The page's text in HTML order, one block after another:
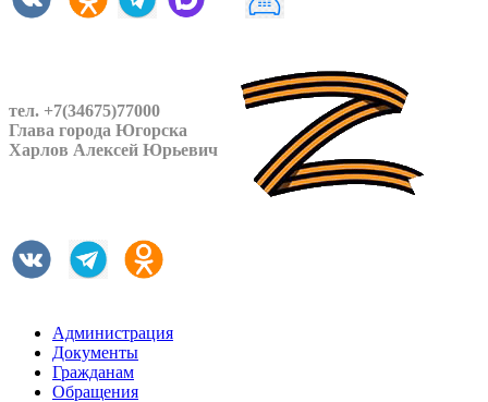
тел. +7(34675)77000
Глава города Югорска
Харлов Алексей Юрьевич
Администрация
Документы
Гражданам
Обращения